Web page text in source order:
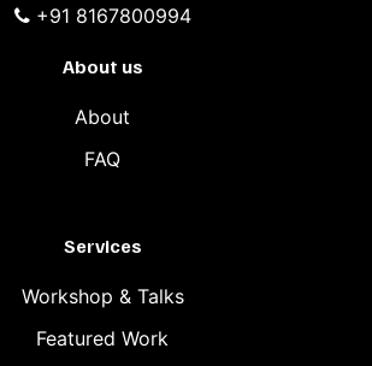
+91 8167800994
About us
About
FAQ
Services
Workshop & Talks
Featured Work